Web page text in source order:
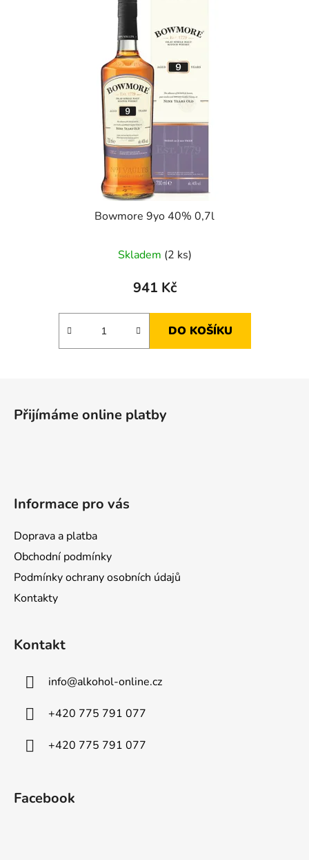
Bowmore 9yo 40% 0,7l
Skladem (2 ks)
941 Kč
DO KOŠÍKU
Přijímáme online platby
Informace pro vás
Doprava a platba
Obchodní podmínky
Podmínky ochrany osobních údajů
Kontakty
Kontakt
info@alkohol-online.cz
+420 775 791 077
+420 775 791 077
Facebook